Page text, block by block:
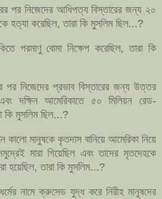
পর নিজেদের আধিপত্য বিস্তারের জন্য ২০
হত্যা করেছিল, তারা কি মুসলিম ছিল...?
পরমাণু বোমা নিক্ষেপ করেছিল, তারা কি
পর নিজেদের প্রভাব বিস্তারের জন্য উত্তর
দক্ষিন আমেরিকাতে ৫০ মিলিয়ন রেড-
কি মুসলিম ছিল...?
কালো মানুষকে কৃতদাস বানিয়ে আমেরিকা নিয়ে
মারা গিয়েছিল এবং তাদের মৃতদেহকে
হয়েছিল, তারা কি মুসলিম...?
নামে ক্রুসেড যুদ্ধ করে নিরীহ মানুষদের